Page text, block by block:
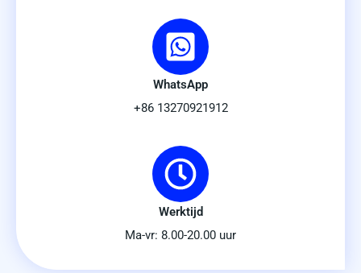
WhatsApp
+86 13270921912
Werktijd
Ma-vr: 8.00-20.00 uur